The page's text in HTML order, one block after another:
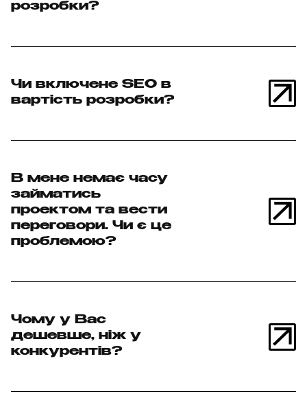
розробки?
Чи включене SEO в
вартість розробки?
В мене немає часу
займатись
проектом та вести
переговори. Чи є це
проблемою?
Чому у Вас
дешевше, ніж у
конкурентів?